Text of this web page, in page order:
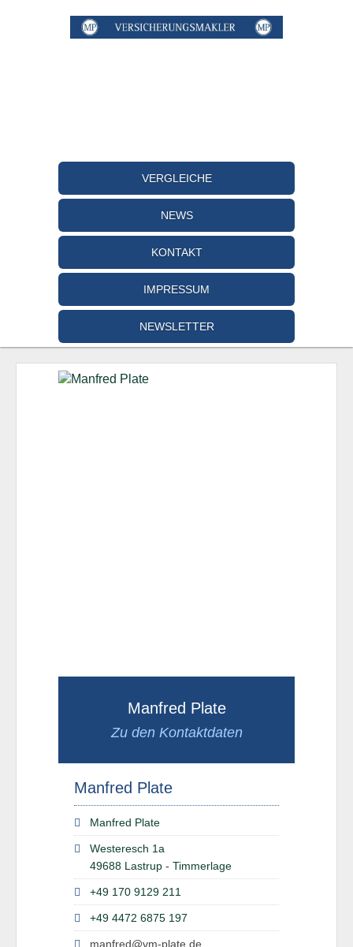
VERGLEICHE
NEWS
KONTAKT
IMPRESSUM
NEWSLETTER
Manfred Plate
Zu den Kontaktdaten
Manfred Plate
Manfred Plate
Westeresch 1a
49688 Lastrup - Timmerlage
+49 170 9129 211
+49 4472 6875 197
manfred@vm-plate.de